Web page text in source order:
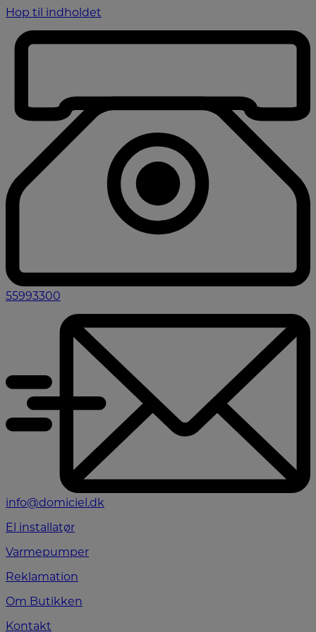
Hop til indholdet
55993300
info@domiciel.dk
El installatør
Varmepumper
Reklamation
Om Butikken
Kontakt